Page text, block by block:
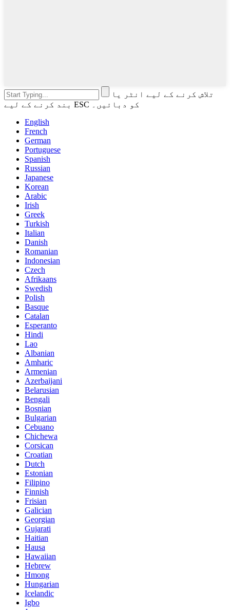
تلاش کرنے کے لیے انٹر یا
بند کرنے کے لیے ESC کو دبائیں۔
English
French
German
Portuguese
Spanish
Russian
Japanese
Korean
Arabic
Irish
Greek
Turkish
Italian
Danish
Romanian
Indonesian
Czech
Afrikaans
Swedish
Polish
Basque
Catalan
Esperanto
Hindi
Lao
Albanian
Amharic
Armenian
Azerbaijani
Belarusian
Bengali
Bosnian
Bulgarian
Cebuano
Chichewa
Corsican
Croatian
Dutch
Estonian
Filipino
Finnish
Frisian
Galician
Georgian
Gujarati
Haitian
Hausa
Hawaiian
Hebrew
Hmong
Hungarian
Icelandic
Igbo